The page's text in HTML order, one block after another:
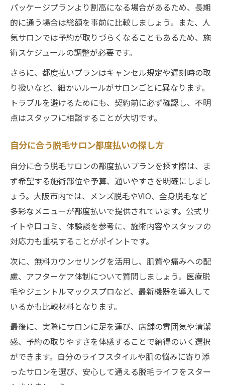
パッケージプランより割高になる場合があるため、長期
的に通う場合は総額を事前に比較しましょう。また、人
気サロンでは予約が取りづらくなることもあるため、施
術スケジュールの調整が必要です。
さらに、都度払いプランはキャンセル規定や遅刻時の取
り扱いなど、細かいルールがサロンごとに異なります。
トラブルを避けるためにも、契約前に必ず確認し、不明
点はスタッフに相談することが大切です。
自分に合う脱毛サロン都度払いの探し方
自分に合う脱毛サロンの都度払いプランを探す際は、ま
ず希望する施術部位や予算、通いやすさを明確にしまし
ょう。大阪市内では、メンズ脱毛やVIO、全身脱毛など
多彩なメニューが都度払いで提供されています。公式サ
イトや口コミ、体験談を参考に、施術内容やスタッフの
対応力も重視することがポイントです。
次に、無料カウンセリングを活用し、肌質や痛みへの配
慮、アフターケア体制について質問しましょう。医療脱
毛やジェントルマックスプロなど、最新機器を導入して
いるかも比較材料となります。
最後に、実際にサロンに足を運び、店舗の雰囲気や清潔
感、予約の取りやすさを体感することで納得のいく選択
ができます。自分のライフスタイルや肌の悩みに寄り添
ったサロンを選び、安心して通える脱毛ライフをスター